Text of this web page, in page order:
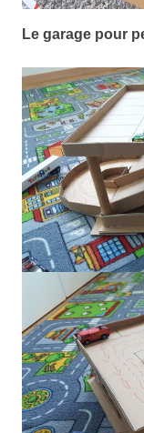
Le garage pour